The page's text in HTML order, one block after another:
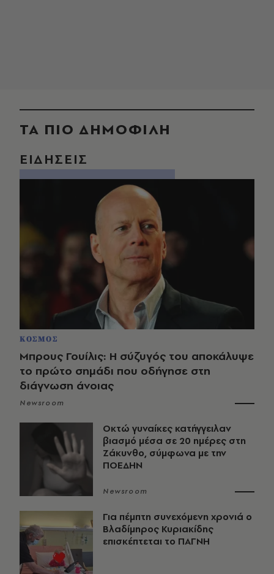
ΤΑ ΠΙΟ ΔΗΜΟΦΙΛΗ
ΕΙΔΗΣΕΙΣ
ΚΟΣΜΟΣ
Μπρους Γουίλις: Η σύζυγός του αποκάλυψε
το πρώτο σημάδι που οδήγησε στη
διάγνωση άνοιας
Newsroom
Οκτώ γυναίκες κατήγγειλαν
βιασμό μέσα σε 20 ημέρες στη
Ζάκυνθο, σύμφωνα με την
ΠΟΕΔΗΝ
Newsroom
Για πέμπτη συνεχόμενη χρονιά ο
Βλαδίμηρος Κυριακίδης
επισκέπτεται το ΠΑΓΝΗ